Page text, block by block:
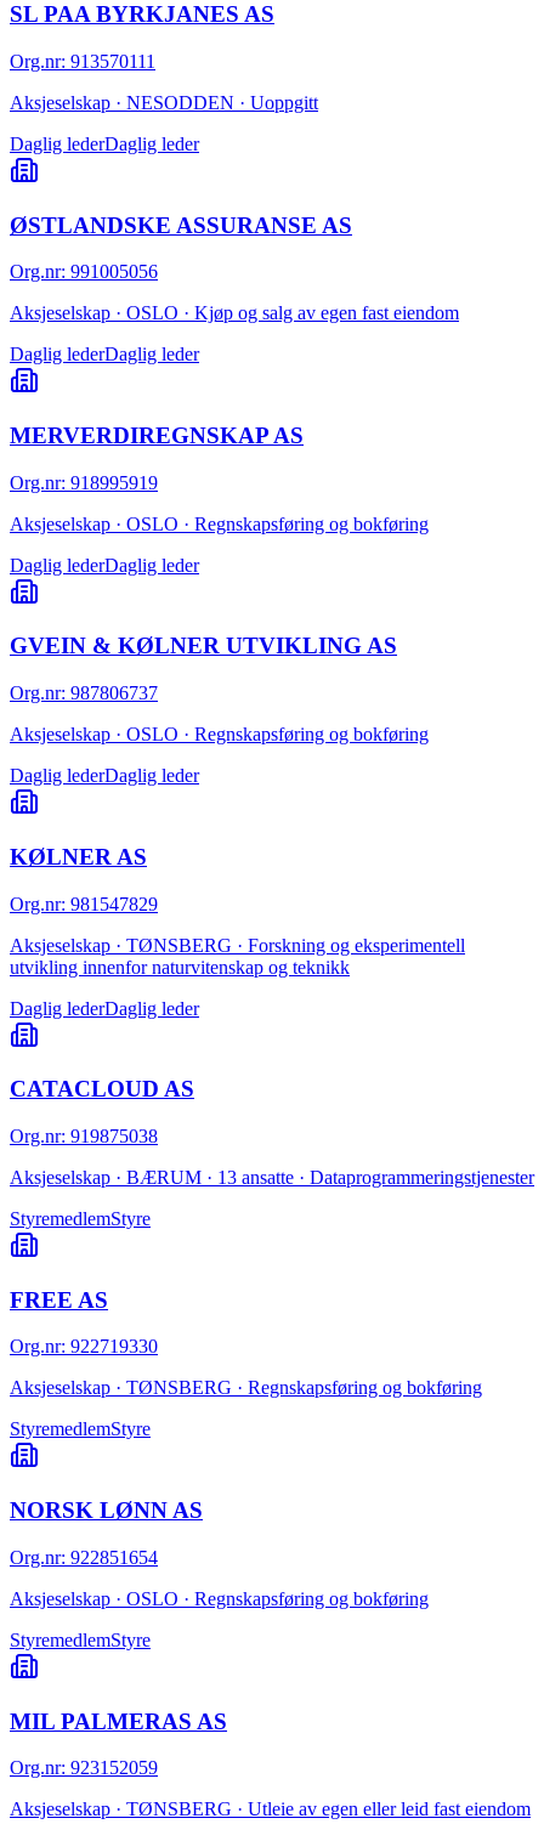
SL PAA BYRKJANES AS
Org.nr: 913570111
Aksjeselskap · NESODDEN · Uoppgitt
Daglig lederDaglig leder
ØSTLANDSKE ASSURANSE AS
Org.nr: 991005056
Aksjeselskap · OSLO · Kjøp og salg av egen fast eiendom
Daglig lederDaglig leder
MERVERDIREGNSKAP AS
Org.nr: 918995919
Aksjeselskap · OSLO · Regnskapsføring og bokføring
Daglig lederDaglig leder
GVEIN & KØLNER UTVIKLING AS
Org.nr: 987806737
Aksjeselskap · OSLO · Regnskapsføring og bokføring
Daglig lederDaglig leder
KØLNER AS
Org.nr: 981547829
Aksjeselskap · TØNSBERG · Forskning og eksperimentell
utvikling innenfor naturvitenskap og teknikk
Daglig lederDaglig leder
CATACLOUD AS
Org.nr: 919875038
Aksjeselskap · BÆRUM · 13 ansatte · Dataprogrammeringstjenester
StyremedlemStyre
FREE AS
Org.nr: 922719330
Aksjeselskap · TØNSBERG · Regnskapsføring og bokføring
StyremedlemStyre
NORSK LØNN AS
Org.nr: 922851654
Aksjeselskap · OSLO · Regnskapsføring og bokføring
StyremedlemStyre
MIL PALMERAS AS
Org.nr: 923152059
Aksjeselskap · TØNSBERG · Utleie av egen eller leid fast eiendom